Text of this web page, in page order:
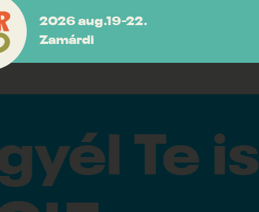
2026 aug.19-22.
Zamárdi
Te is